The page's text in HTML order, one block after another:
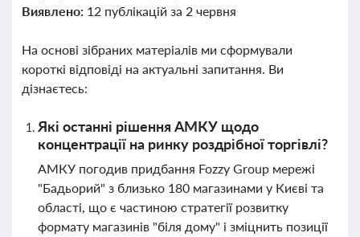
Виявлено: 12 публікацій за 2 червня
На основі зібраних матеріалів ми сформували
короткі відповіді на актуальні запитання. Ви
дізнаєтесь:
Які останні рішення АМКУ щодо
концентрації на ринку роздрібної торгівлі?
АМКУ погодив придбання Fozzy Group мережі
"Бадьорий" з близько 180 магазинами у Києві та
області, що є частиною стратегії розвитку
формату магазинів "біля дому" і зміцнить позиції